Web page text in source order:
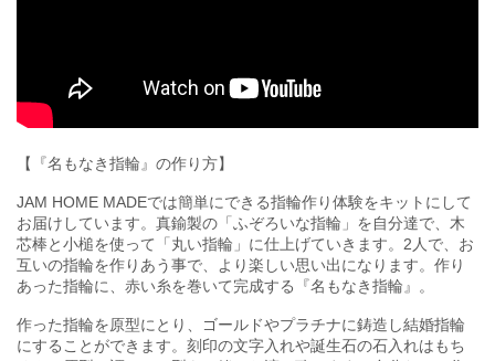
【『名もなき指輪』の作り方】
JAM HOME MADEでは簡単にできる指輪作り体験をキットにして
お届けしています。真鍮製の「ふぞろいな指輪」を自分達で、木
芯棒と小槌を使って「丸い指輪」に仕上げていきます。2人で、お
互いの指輪を作りあう事で、より楽しい思い出になります。作り
あった指輪に、赤い糸を巻いて完成する『名もなき指輪』。
作った指輪を原型にとり、ゴールドやプラチナに鋳造し結婚指輪
にすることができます。刻印の文字入れや誕生石の石入れはもち